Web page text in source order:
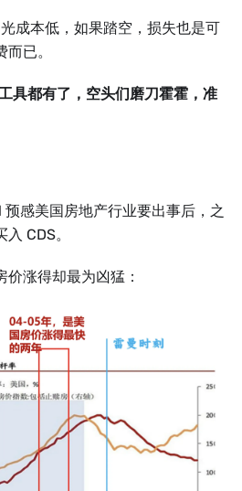
成本低，如果踏空，损失也是可
已。
具都有了，空头们磨刀霍霍，准
感美国房地产行业要出事后，之
CDS。
涨得却最为凶猛：